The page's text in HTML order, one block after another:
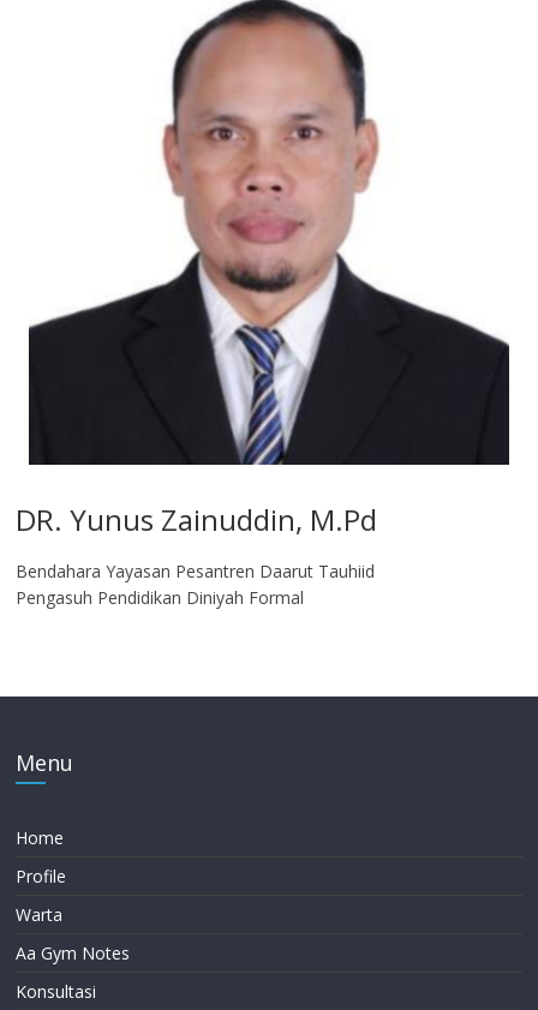
DR. Yunus Zainuddin, M.Pd
Bendahara Yayasan Pesantren Daarut Tauhiid
Pengasuh Pendidikan Diniyah Formal
Menu
Home
Profile
Warta
Aa Gym Notes
Konsultasi